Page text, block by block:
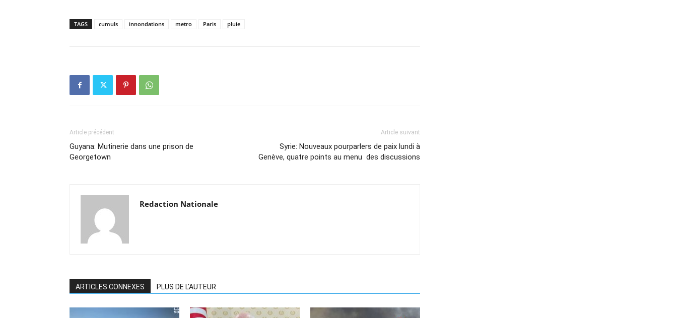
TAGS cumuls innondations metro Paris pluie
Article précédent
Guyana: Mutinerie dans une prison de
Georgetown
Article suivant
Syrie: Nouveaux pourparlers de paix lundi à
Genève, quatre points au menu des discussions
Redaction Nationale
ARTICLES CONNEXES PLUS DE L'AUTEUR